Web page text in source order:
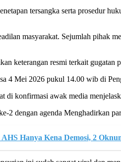
tersangka serta prosedur
masyarakat. Sejumlah pihak
keterangan resmi terkait gugatan
4 Mei 2026 pukul 14.00 wib di
di konfirmasi awak media
2 dengan agenda Menghadirkan
Hanya Kena Demosi, 2